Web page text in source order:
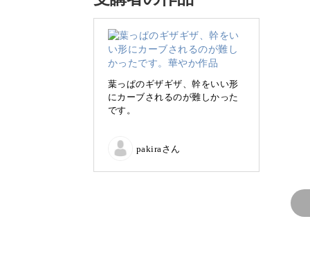
椿は私の作品のなかでも人気が高いモ
花びらはとってもシンプルですが、
講座を終えるころには、さらに技術が
リアルな葉っぱの作り方を
葉っぱのギザギザ、幹をいい形
にカーブされるのが難しかった
です。
す！
pakiraさん